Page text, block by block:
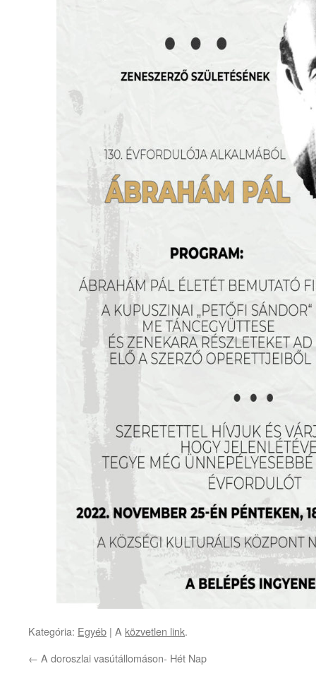
Kategória: Egyéb | A közvetlen link.
← A doroszlai vasútállomáson- Hét Nap